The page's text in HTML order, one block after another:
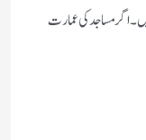
اگر مساجد کی عمارت